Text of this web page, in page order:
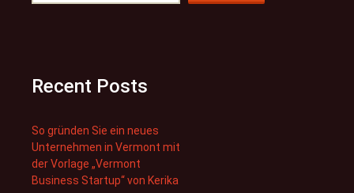
Recent Posts
So gründen Sie ein neues
Unternehmen in Vermont mit
der Vorlage „Vermont
Business Startup“ von Kerika